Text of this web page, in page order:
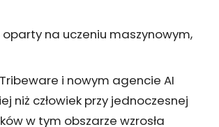
na uczeniu maszynowym,
i nowym agencie AI
niż człowiek przy jednoczesnej
w tym obszarze wzrosła